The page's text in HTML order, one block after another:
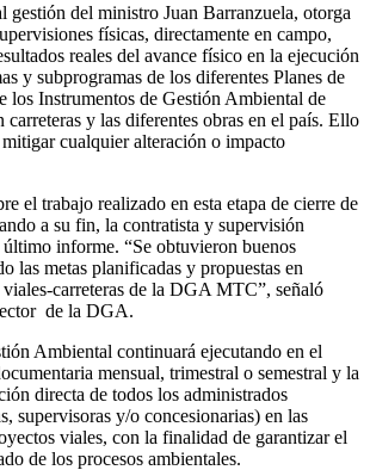
del ministro Juan Barranzuela, otorga
físicas, directamente en campo,
reales del avance físico en la ejecución
y subprogramas de los diferentes Planes de
los Instrumentos de Gestión Ambiental de
carreteras y las diferentes obras en el país. Ello
cualquier alteración o impacto
el trabajo realizado en esta etapa de cierre de
a su fin, la contratista y supervisión
último informe. “Se obtuvieron buenos
las metas planificadas y propuestas en
carreteras de la DGA MTC”, señaló
de la DGA.
Ambiental continuará ejecutando en el
mensual, trimestral o semestral y la
directa de todos los administrados
supervisoras y/o concesionarias) en las
viales, con la finalidad de garantizar el
de los procesos ambientales.